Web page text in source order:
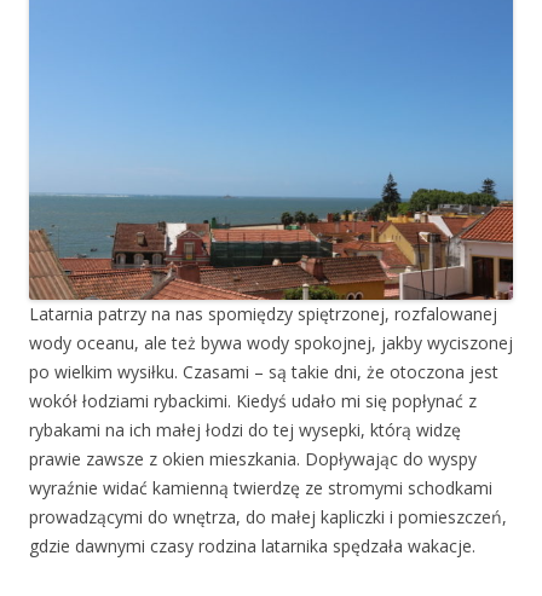
Latarnia patrzy na nas spomiędzy spiętrzonej, rozfalowanej
wody oceanu, ale też bywa wody spokojnej, jakby wyciszonej
po wielkim wysiłku. Czasami – są takie dni, że otoczona jest
wokół łodziami rybackimi. Kiedyś udało mi się popłynać z
rybakami na ich małej łodzi do tej wysepki, którą widzę
prawie zawsze z okien mieszkania. Dopływając do wyspy
wyraźnie widać kamienną twierdzę ze stromymi schodkami
prowadzącymi do wnętrza, do małej kapliczki i pomieszczeń,
gdzie dawnymi czasy rodzina latarnika spędzała wakacje.